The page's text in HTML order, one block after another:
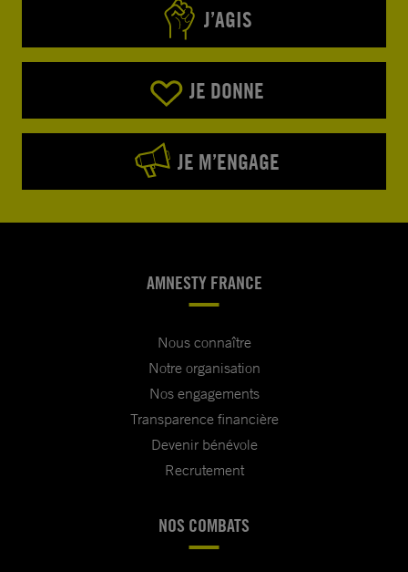
J’AGIS
JE DONNE
JE M’ENGAGE
AMNESTY FRANCE
Nous connaître
Notre organisation
Nos engagements
Transparence financière
Devenir bénévole
Recrutement
NOS COMBATS